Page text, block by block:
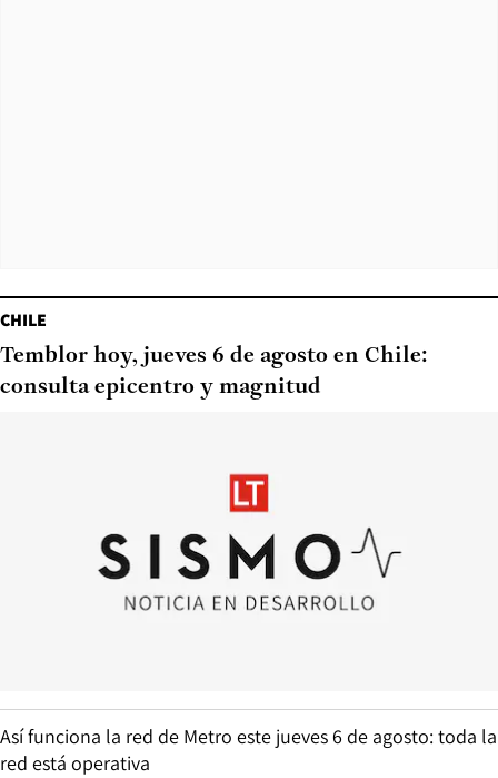
CHILE
Temblor hoy, jueves 6 de agosto en Chile:
consulta epicentro y magnitud
Así funciona la red de Metro este jueves 6 de agosto: toda la
red está operativa